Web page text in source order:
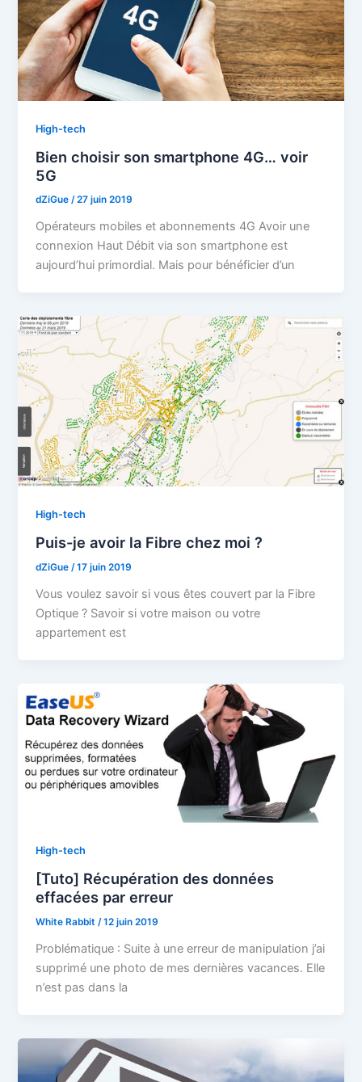
High-tech
Bien choisir son smartphone 4G… voir
5G
dZiGue/27 juin 2019
Opérateurs mobiles et abonnements 4G Avoir une
connexion Haut Débit via son smartphone est
aujourd’hui primordial. Mais pour bénéficier d’un
High-tech
Puis-je avoir la Fibre chez moi ?
dZiGue /17 juin 2019
Vous voulez savoir si vous êtes couvert par la Fibre
Optique ? Savoir si votre maison ou votre
appartement est
High-tech
[Tuto] Récupération des données
effacées par erreur
White Rabbit/12 juin 2019
Problématique : Suite à une erreur de manipulation j’ai
supprimé une photo de mes dernières vacances. Elle
n’est pas dans la